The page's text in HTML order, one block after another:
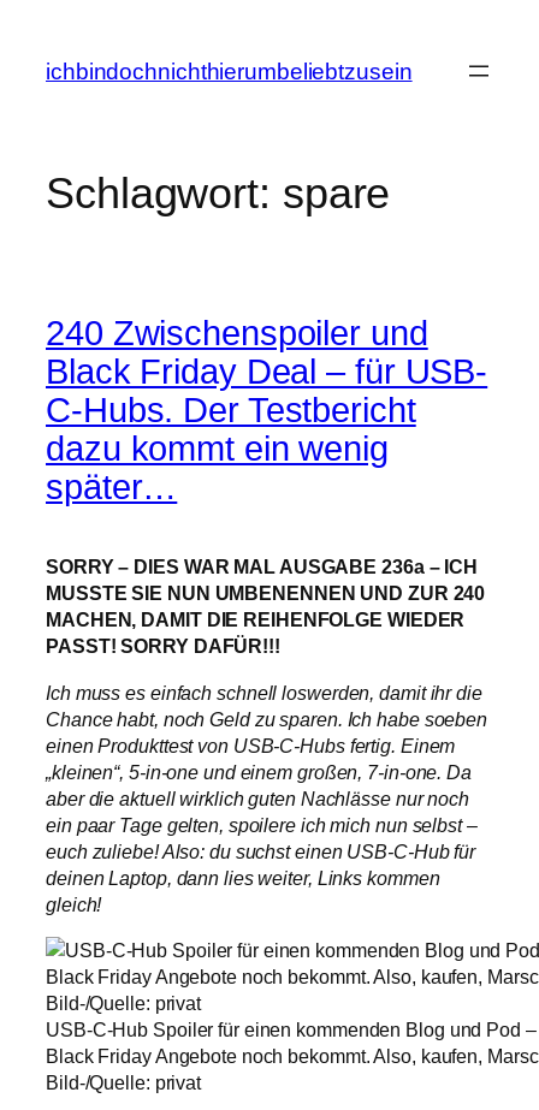
springen
ichbindochnichthierumbeliebtzusein
Schlagwort: spare
240 Zwischenspoiler und
Black Friday Deal – für USB-
C-Hubs. Der Testbericht
dazu kommt ein wenig
später…
SORRY – DIES WAR MAL AUSGABE 236a – ICH
MUSSTE SIE NUN UMBENENNEN UND ZUR 240
MACHEN, DAMIT DIE REIHENFOLGE WIEDER
PASST! SORRY DAFÜR!!!
Ich muss es einfach schnell loswerden, damit ihr die
Chance habt, noch Geld zu sparen. Ich habe soeben
einen Produkttest von USB-C-Hubs fertig. Einem
„kleinen“, 5-in-one und einem großen, 7-in-one. Da
aber die aktuell wirklich guten Nachlässe nur noch
ein paar Tage gelten, spoilere ich mich nun selbst –
euch zuliebe! Also: du suchst einen USB-C-Hub für
deinen Laptop, dann lies weiter, Links kommen
gleich!
USB-C-Hub Spoiler für einen kommenden Blog und Pod
Black Friday Angebote noch bekommt. Also, kaufen,
Bild-/Quelle: privat